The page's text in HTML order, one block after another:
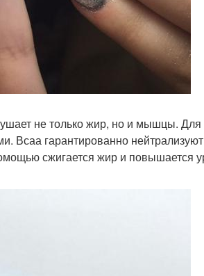
не только жир, но и мышцы. Для
Всаа гарантированно
сжигается жир и повышается